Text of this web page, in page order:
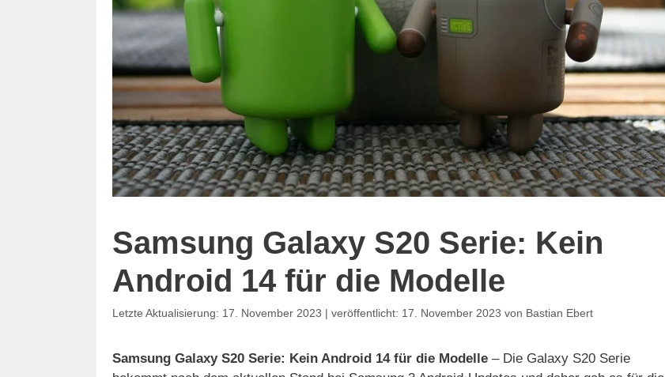
Samsung Galaxy S20 Serie: Kein
Android 14 für die Modelle
17. November 2023 17. November 2023 von Bastian Ebert
Samsung Galaxy S20 Serie: Kein Android 14 für die Modelle – Die Galaxy S20 Serie